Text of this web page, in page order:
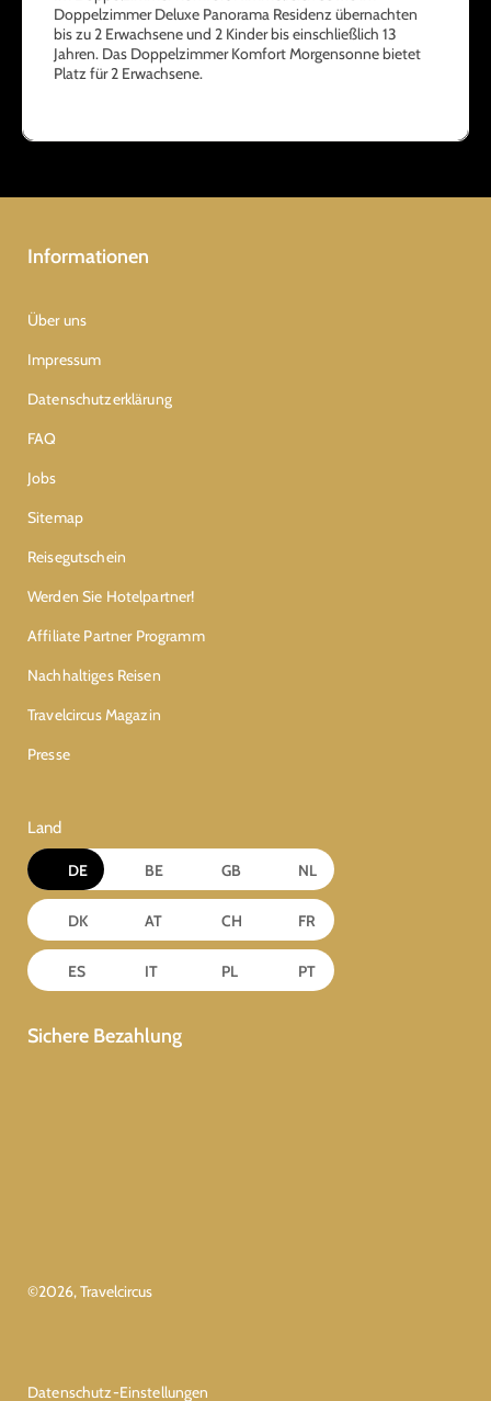
Doppelzimmer Deluxe Panorama Residenz übernachten
bis zu 2 Erwachsene und 2 Kinder bis einschließlich 13
Jahren. Das Doppelzimmer Komfort Morgensonne bietet
Platz für 2 Erwachsene.
Informationen
Über uns
Impressum
Datenschutzerklärung
FAQ
Jobs
Sitemap
Reisegutschein
Werden Sie Hotelpartner!
Affiliate Partner Programm
Nachhaltiges Reisen
Travelcircus Magazin
Presse
Land
DE BE GB NL
DK AT CH FR
ES IT PL PT
Sichere Bezahlung
©2026, Travelcircus
Datenschutz-Einstellungen